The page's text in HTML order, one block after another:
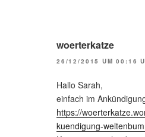
woerterkatze
26/12/2015 UM 00:16
Hallo Sarah,
einfach im
https://
kuendigung-